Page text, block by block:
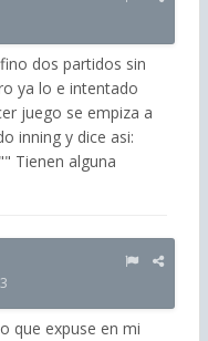
dos partidos sin
ya lo e intentado
juego se empiza a
inning y dice asi:
Tienen alguna
que expuse en mi